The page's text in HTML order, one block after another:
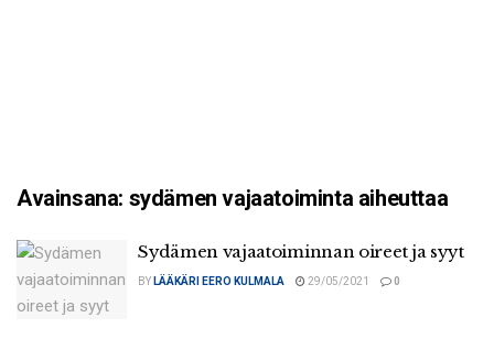
Avainsana: sydämen vajaatoiminta aiheuttaa
Sydämen vajaatoiminnan oireet ja syyt
BY LÄÄKÄRI EERO KULMALA 29/05/2021 0